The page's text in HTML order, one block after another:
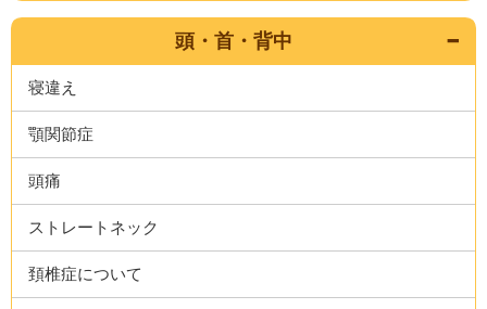
頭・首・背中
寝違え
顎関節症
頭痛
ストレートネック
頚椎症について